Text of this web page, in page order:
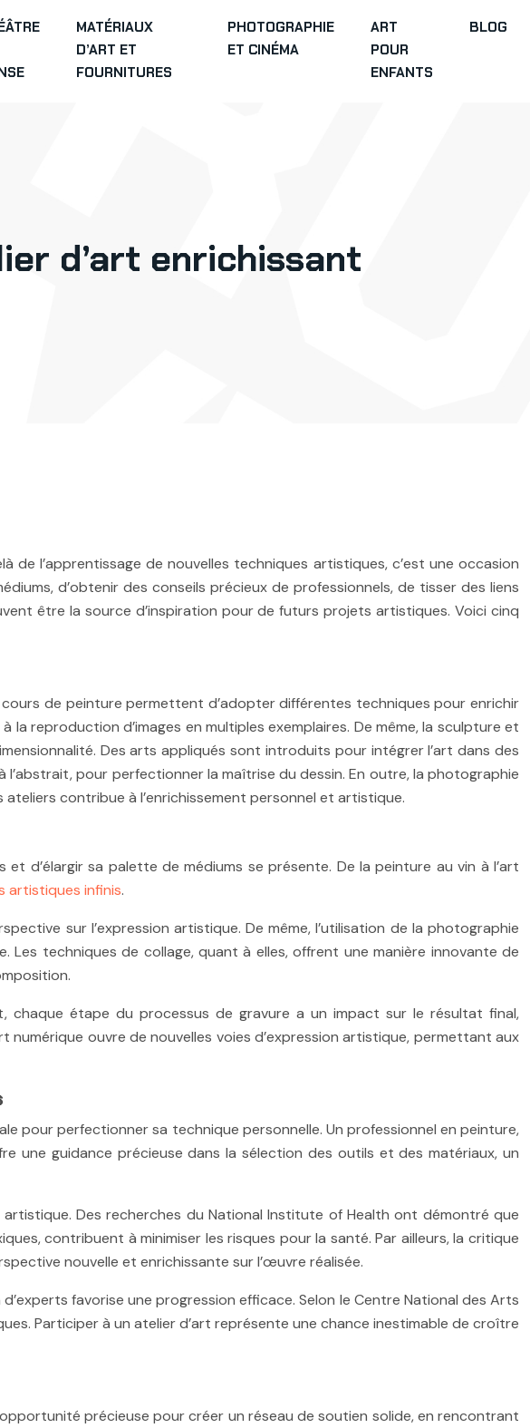
MATÉRIAUX
D’ART ET
FOURNITURES
PHOTOGRAPHIE
ET CINÉMA
ART
POUR
ENFANTS
BLOG
d’art enrichissant
l’apprentissage de nouvelles techniques artistiques, c’est une occasion
d’obtenir des conseils précieux de professionnels, de tisser des liens
être la source d’inspiration pour de futurs projets artistiques. Voici cinq
de peinture permettent d’adopter différentes techniques pour enrichir
la reproduction d’images en multiples exemplaires. De même, la sculpture et
Des arts appliqués sont introduits pour intégrer l’art dans des
pour perfectionner la maîtrise du dessin. En outre, la photographie
contribue à l’enrichissement personnel et artistique.
d’élargir sa palette de médiums se présente. De la peinture au vin à l’art
artistiques infinis.
sur l’expression artistique. De même, l’utilisation de la photographie
Les techniques de collage, quant à elles, offrent une manière innovante de
chaque étape du processus de gravure a un impact sur le résultat final,
numérique ouvre de nouvelles voies d’expression artistique, permettant aux
pour perfectionner sa technique personnelle. Un professionnel en peinture,
une guidance précieuse dans la sélection des outils et des matériaux, un
Des recherches du National Institute of Health ont démontré que
contribuent à minimiser les risques pour la santé. Par ailleurs, la critique
nouvelle et enrichissante sur l’œuvre réalisée.
favorise une progression efficace. Selon le Centre National des Arts
Participer à un atelier d’art représente une chance inestimable de croître
précieuse pour créer un réseau de soutien solide, en rencontrant